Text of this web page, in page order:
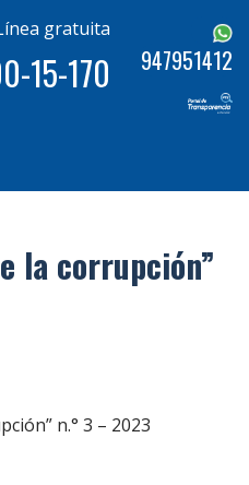
gratuita
15-170 947951412
la corrupción”
n.° 3 – 2023